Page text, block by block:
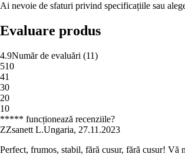
Ai nevoie de sfaturi privind specificațiile sau
Evaluare produs
4.9Număr de evaluări (11)
510
41
30
20
10
***** funcționează recenziile?
ZZsanett L.Ungaria, 27.11.2023
Perfect, frumos, stabil, fără cusur, fără cusur! Vă